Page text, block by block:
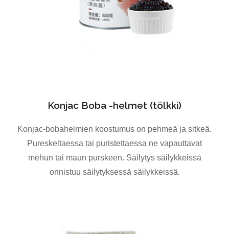
Konjac Boba -helmet (tölkki)
Konjac-bobahelmien koostumus on pehmeä ja sitkeä.
Pureskeltaessa tai puristettaessa ne vapauttavat
mehun tai maun purskeen. Säilytys säilykkeissä
onnistuu säilytyksessä säilykkeissä.